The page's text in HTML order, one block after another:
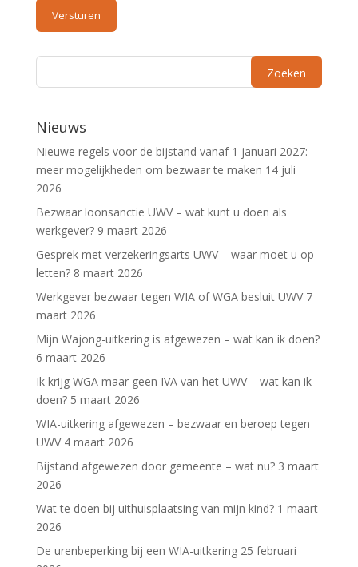
Nieuws
Nieuwe regels voor de bijstand vanaf 1 januari 2027:
meer mogelijkheden om bezwaar te maken 14 juli
2026
Bezwaar loonsanctie UWV – wat kunt u doen als
werkgever? 9 maart 2026
Gesprek met verzekeringsarts UWV – waar moet u op
letten? 8 maart 2026
Werkgever bezwaar tegen WIA of WGA besluit UWV 7
maart 2026
Mijn Wajong-uitkering is afgewezen – wat kan ik doen?
6 maart 2026
Ik krijg WGA maar geen IVA van het UWV – wat kan ik
doen? 5 maart 2026
WIA-uitkering afgewezen – bezwaar en beroep tegen
UWV 4 maart 2026
Bijstand afgewezen door gemeente – wat nu? 3 maart
2026
Wat te doen bij uithuisplaatsing van mijn kind? 1 maart
2026
De urenbeperking bij een WIA-uitkering 25 februari